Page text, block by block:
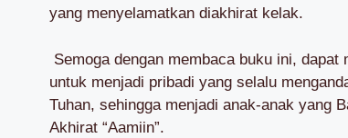
yang menyelamatkan diakhirat kelak.
Semoga dengan membaca buku ini, dapat
untuk menjadi pribadi yang selalu
Tuhan, sehingga menjadi anak-anak yang
Akhirat “Aamiin”.